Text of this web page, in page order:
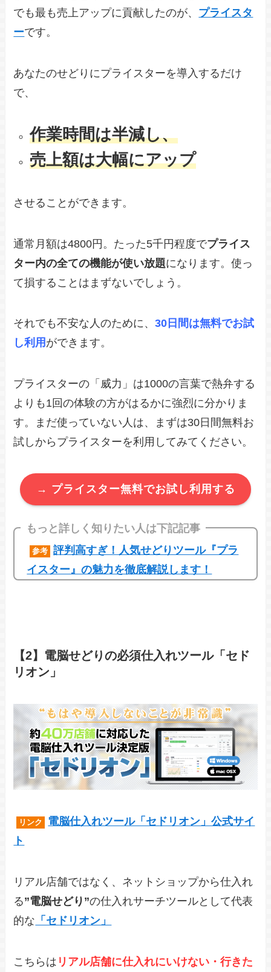
でも最も売上アップに貢献したのが、 プライスタ
ーです。
あなたのせどりにプライスターを導入するだけ
で、
作業時間は半減し、
売上額は大幅にアップ
させることができます。
通常月額は4800円。たった5千円程度でプライス
ター内の全ての機能が使い放題になります。使っ
て損することはまずないでしょう。
それでも不安な人のために、30日間は無料でお試
し利用 ができます。
プライスターの「威力」は1000の言葉で熱弁する
よりも1回の体験の方がはるかに強烈に分かりま
す。まだ使っていない人は、まずは30日間無料お
試しからプライスターを利用してみてください。
→ プライスター無料でお試し利用する
もっと詳しく知りたい人は下記記事
参考
評判高すぎ！人気せどりツール『プラ
イスター』の魅力を徹底解説します！
【2】電脳せどりの必須仕入れツール「セド
リオン」
リンク
電脳仕入れツール「セドリオン」公式サイ
ト
リアル店舗ではなく、ネットショップから仕入れ
る”電脳せどり”の仕入れサーチツールとして代表
的な 「セドリオン」
こちらは リアル店舗に仕入れにいけない・行きた